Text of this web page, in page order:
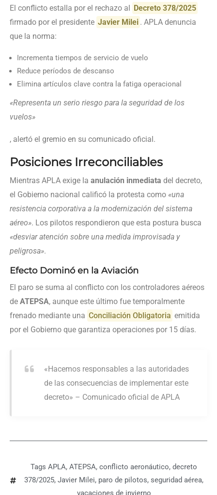
El conflicto estalla por el rechazo al Decreto 378/2025
firmado por el presidente Javier Milei . APLA denuncia
que la norma:
Incrementa tiempos de servicio de vuelo
Reduce períodos de descanso
Elimina artículos clave contra la fatiga operacional
«Representa un serio riesgo para la seguridad de los
vuelos»
, alertó el gremio en su comunicado oficial.
Posiciones Irreconciliables
Mientras APLA exige la anulación inmediata del decreto,
el Gobierno nacional calificó la protesta como «una
resistencia corporativa a la modernización del sistema
aéreo». Los pilotos respondieron que esta postura busca
«desviar atención sobre una medida improvisada y
peligrosa».
Efecto Dominó en la Aviación
El paro se suma al conflicto con los controladores aéreos
de ATEPSA, aunque este último fue temporalmente
frenado mediante una Conciliación Obligatoria emitida
por el Gobierno que garantiza operaciones por 15 días.
«Hacemos responsables a las autoridades
de las consecuencias de implementar este
decreto» – Comunicado oficial de APLA
Tags APLA, ATEPSA, conflicto aeronáutico, decreto
378/2025, Javier Milei, paro de pilotos, seguridad aérea,
vacaciones de invierno